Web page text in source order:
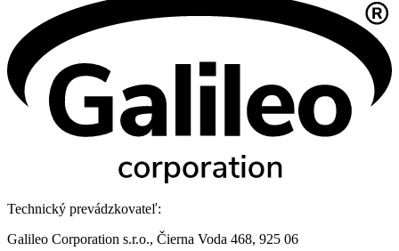
Technický prevádzkovateľ:
Galileo Corporation s.r.o., Čierna Voda 468, 925 06